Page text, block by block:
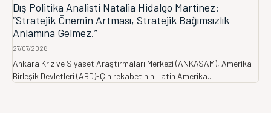
Dış Politika Analisti Natalia Hidalgo Martínez:
“Stratejik Önemin Artması, Stratejik Bağımsızlık
Anlamına Gelmez.”
27/07/2026
Ankara Kriz ve Siyaset Araştırmaları Merkezi (ANKASAM), Amerika
Birleşik Devletleri (ABD)-Çin rekabetinin Latin Amerika...